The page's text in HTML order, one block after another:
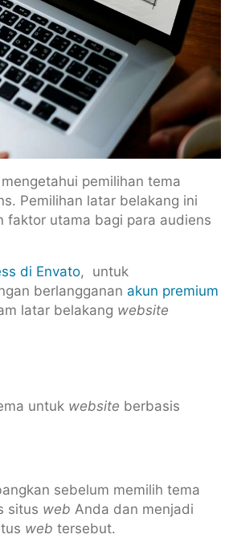
pemilihan tema
Pemilihan latar belakang ini
faktor utama bagi para audiens
di Envato, untuk
berlangganan akun premium
latar belakang website
untuk website berbasis
sebelum memilih tema
situs web Anda dan menjadi
web tersebut.